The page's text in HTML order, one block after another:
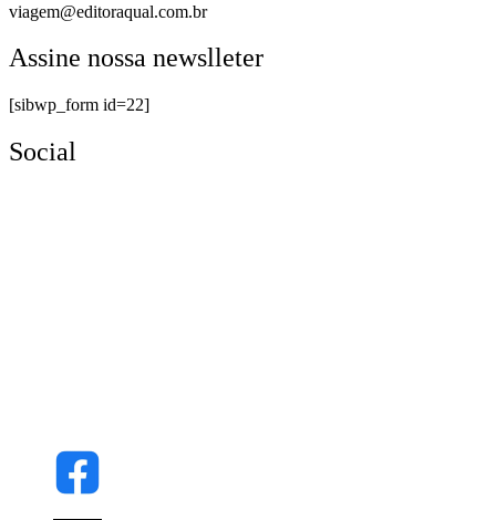
viagem@editoraqual.com.br
Assine nossa newslleter
[sibwp_form id=22]
Social